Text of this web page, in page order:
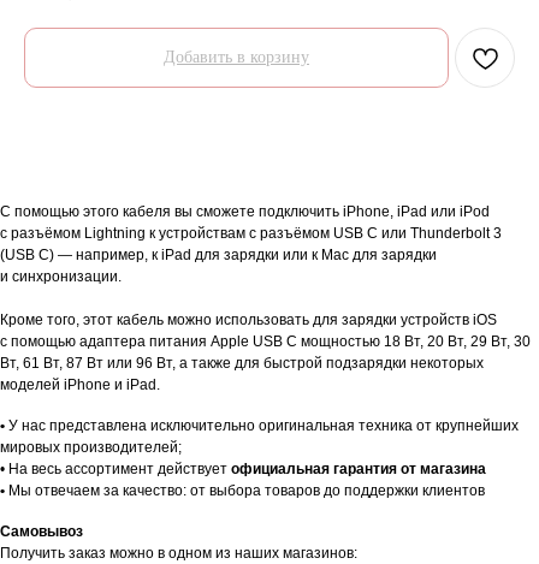
Добавить в корзину
C помощью этого кабеля вы сможете подключить iPhone, iPad или iPod
с разъёмом Lightning к устройствам с разъёмом USB C или Thunderbolt 3
(USB C) — например, к iPad для зарядки или к Mac для зарядки
и синхронизации.
Кроме того, этот кабель можно использовать для зарядки устройств iOS
с помощью адаптера питания Apple USB C мощностью 18 Вт, 20 Вт, 29 Вт, 30
Вт, 61 Вт, 87 Вт или 96 Вт, а также для быстрой подзарядки некоторых
моделей iPhone и iPad.
• У нас представлена исключительно оригинальная техника от крупнейших
мировых производителей;
• На весь ассортимент действует официальная гарантия от магазина
• Мы отвечаем за качество: от выбора товаров до поддержки клиентов
Самовывоз
Получить заказ можно в одном из наших магазинов: